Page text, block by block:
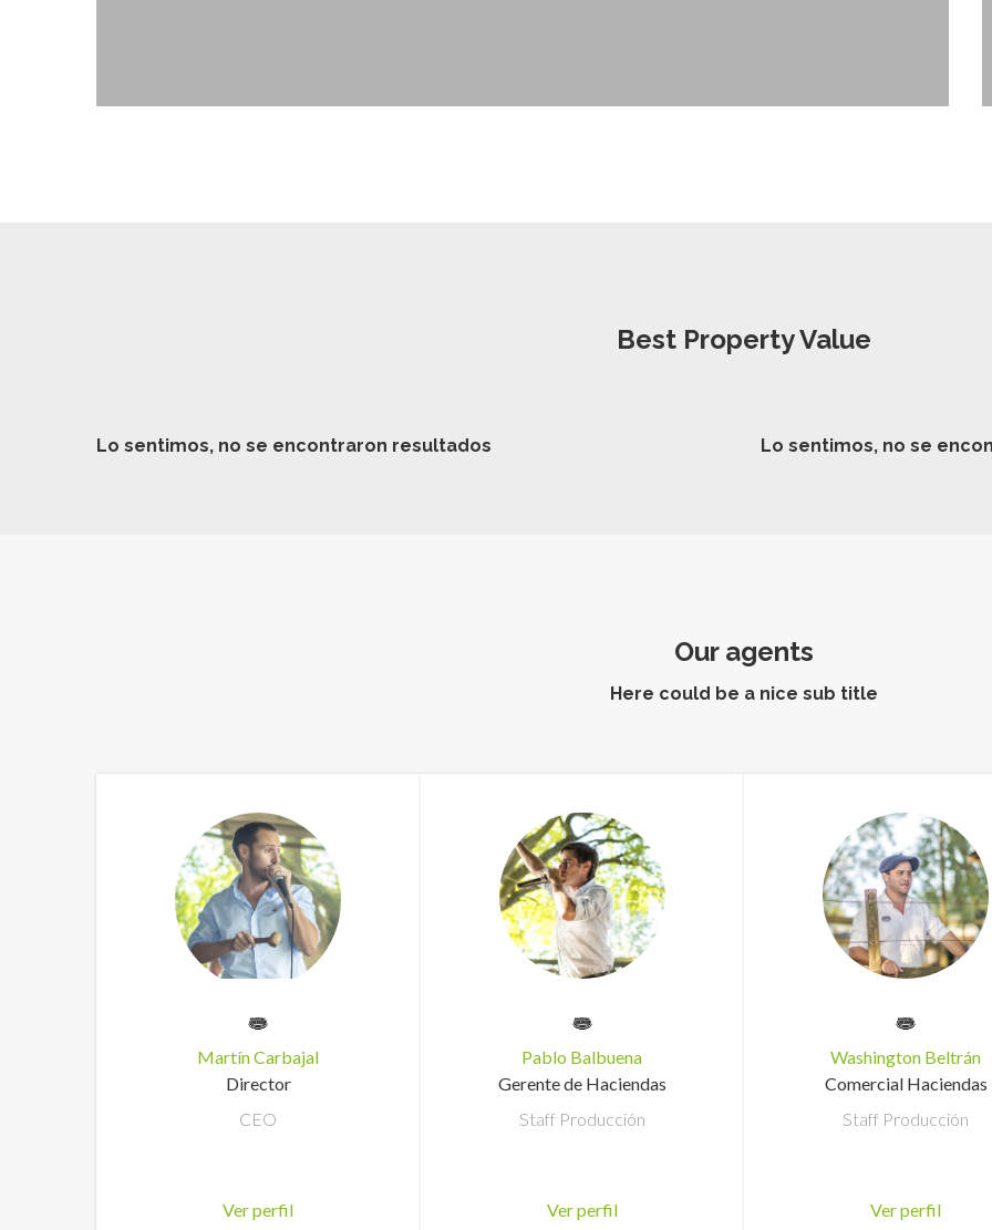
Best Property Value
Lo sentimos, no se encontraron resultados Lo sentimos, no se
Our agents
Here could be a nice sub title
Martín Carbajal
Director
CEO
Ver perfil
Pablo Balbuena
Gerente de Haciendas
Staff Producción
Ver perfil
Washington Beltrán
Comercial Haciendas
Staff Producción
Ver perfil